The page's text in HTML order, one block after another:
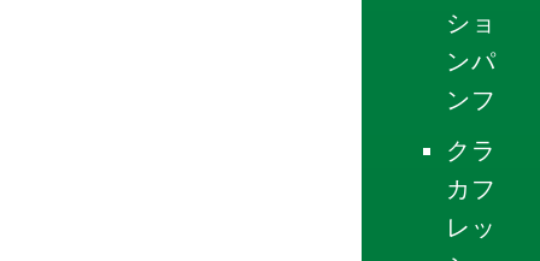
ショ
ンパ
ンフ
クラ
カフ
レッ